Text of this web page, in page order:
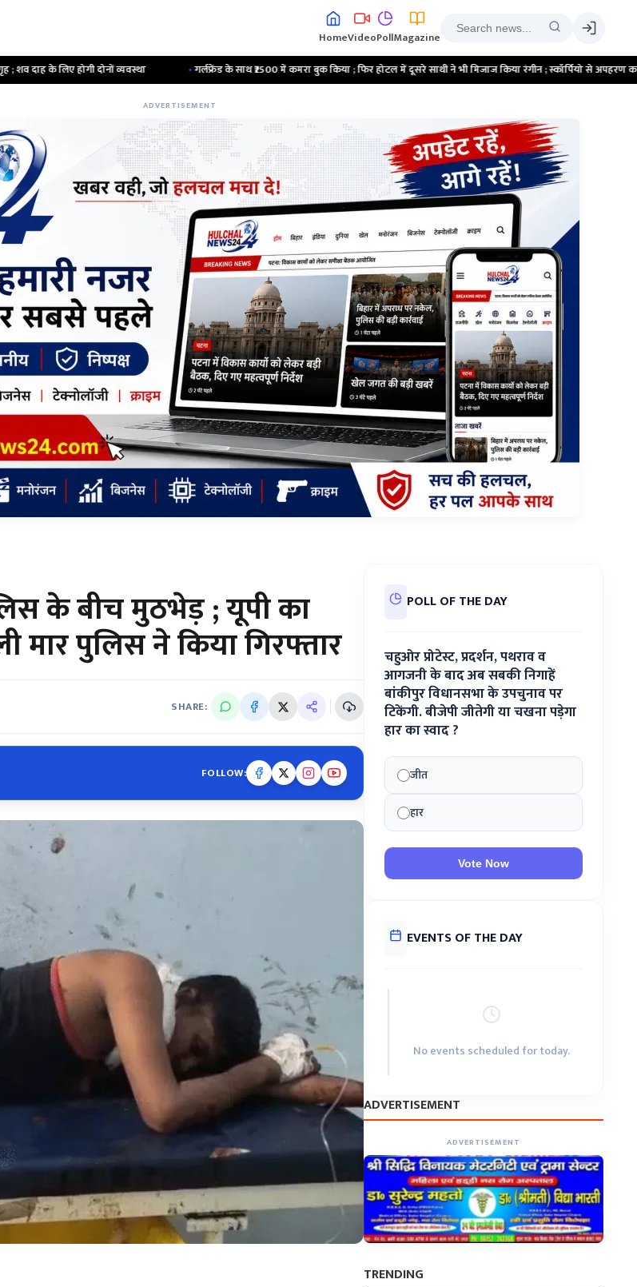
HomeVideoPollMagazine
व्यवस्था •गर्लफ्रेंड के साथ ₹2500 में कमरा बुक किया ; फिर होटल में दूसरे साथी ने भी मिजाज किया रंगीन ; स्कॉर्पियो से अपहरण कर दुष्कर्म करने का
ADVERTISEMENT
के बीच मुठभेड़ ; यूपी का
मार पुलिस ने किया गिरफ्तार
SHARE:
FOLLOW:
POLL OF THE DAY
चहुओर प्रोटेस्ट, प्रदर्शन, पथराव व
आगजनी के बाद अब सबकी निगाहें
बांकीपुर विधानसभा के उपचुनाव पर
टिकेंगी. बीजेपी जीतेगी या चखना पड़ेगा
हार का स्वाद ?
जीत
हार
Vote Now
EVENTS OF THE DAY
No events scheduled for today.
ADVERTISEMENT
ADVERTISEMENT
TRENDING